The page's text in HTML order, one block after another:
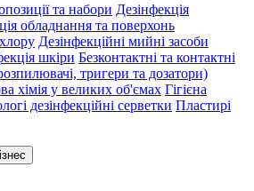
та набори Дезінфекція
обладнання та поверхонь
Дезінфекційні мийні засоби
шкіри Безконтактні та контактні
тригери та дозатори)
хімія у великих об'ємах Гігієна
дезінфекційні серветки Пластирі